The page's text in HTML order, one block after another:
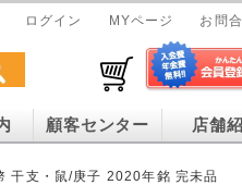
ログイン MYページ お問
顧客センター 店舗
干支・鼠/庚子 2020年銘 完未品